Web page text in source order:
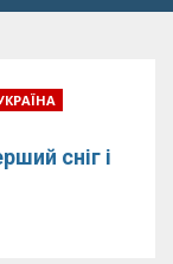
сніг і